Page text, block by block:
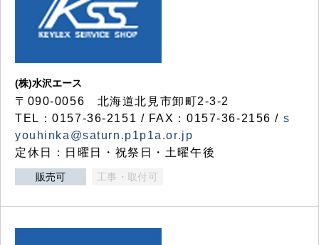
(株)水沢エース
〒090-0056 北海道北見市卸町2-3-2
TEL：0157-36-2151 / FAX：0157-36-2156 / s
youhinka@saturn.p1p1a.or.jp
定休日：日曜日・祝祭日・土曜午後
販売可 工事・取付可